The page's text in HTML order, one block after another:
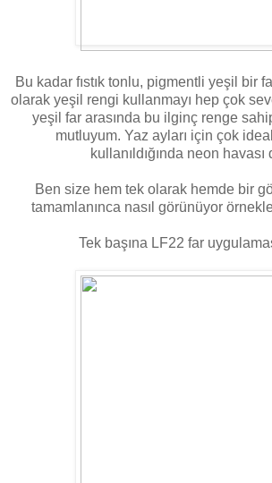
Bu kadar fıstık tonlu, pigmentli yeşil bir
olarak yeşil rengi kullanmayı hep çok
yeşil far arasında bu ilginç renge
mutluyum. Yaz ayları için çok
kullanıldığında neon havası
Ben size hem tek olarak hemde bir
tamamlanınca nasıl görünüyor
Tek başına LF22 far